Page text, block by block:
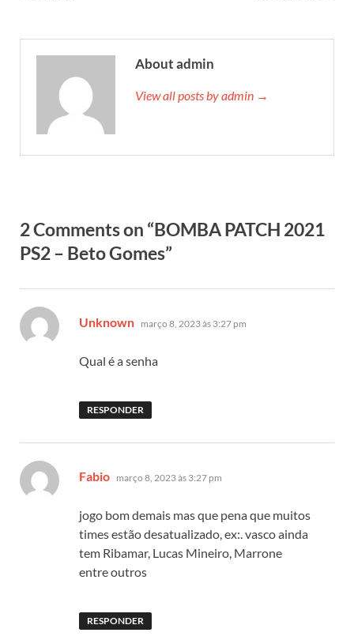
About admin
View all posts by admin →
2 Comments on “BOMBA PATCH 2021
PS2 – Beto Gomes”
Unknown disse:
março 8, 2023 às 3:27 pm
Qual é a senha
RESPONDER
Fabio disse:
março 8, 2023 às 3:27 pm
jogo bom demais mas que pena que muitos
times estão desatualizado, ex:. vasco ainda
tem Ribamar, Lucas Mineiro, Marrone
entre outros
RESPONDER